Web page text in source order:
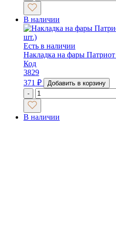
В наличии
Есть в наличии
Накладка на фары
Код
3829
371 ₽
Добавить в корзину
-
В наличии